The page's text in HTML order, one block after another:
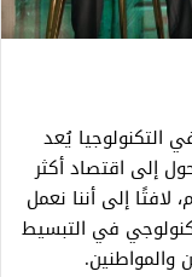
التكنولوجيا يُعد
إلى اقتصاد أكثر
إلى أننا نعمل
في التبسيط